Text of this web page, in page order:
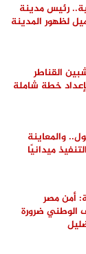
رئيس مدينة
لظهور المدينة
القناطر
خطة شاملة
والمعاينة
ميدانيًا
أمن مصر
الوطني ضرورة